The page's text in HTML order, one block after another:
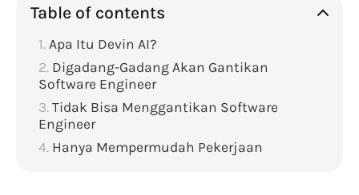
Table of contents
Apa Itu Devin AI?
Digadang-Gadang Akan Gantikan
Software Engineer
Tidak Bisa Menggantikan Software
Engineer
Hanya Mempermudah Pekerjaan